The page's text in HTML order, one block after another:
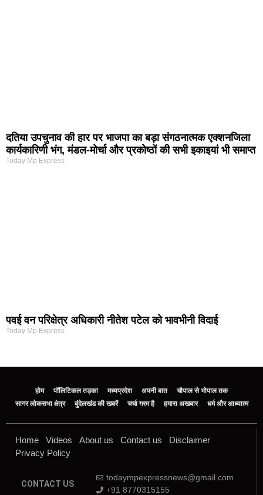
दतिया उपचुनाव की हार पर भाजपा का बड़ा संगठनात्मक एक्शनजिला
कार्यकारिणी भंग, मंडल-मोर्चा और प्रकोष्ठों की सभी इकाइयां भी समाप्त
Today Mp Express
पवई वन परिक्षेत्र अधिकारी नीतेश पटेल को भावभीनी विदाई
Today Mp Express
होम पॉलिटिकल तड़का मध्यप्रदेश अपनी बात
चौपाल से भोपाल तक
सागर लोकसभा क्षेत्र
बुंदेलखंड की खबरें चर्चा गरम है हमारा अखबार धर्म और आध्यात्म
Home Videos About us Contact us
Disclaimer
Privacy Policy
CONTACT US
todaympexpressnews@gmail.com
+91 8770315155